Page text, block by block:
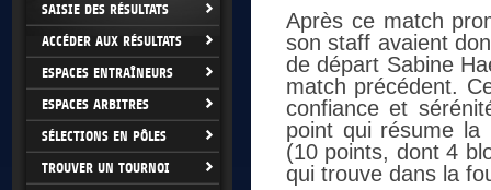
SAISIE DES RÉSULTATS
ACCÉDER AUX RÉSULTATS
ESPACES ENTRAÎNEURS
ESPACES ARBITRES
SÉLECTIONS EN PÔLES
TROUVER UN TOURNOI
Après ce match
son staff avaient
de départ Sabine
match précédent.
confiance et
point qui résume la
(10 points, dont 4
qui trouve dans la